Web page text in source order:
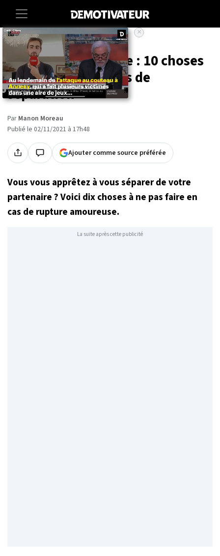
Accueil Lifestyle
Rupture amoureuse : 10 choses
à ne pas faire en cas de
séparation
Par Manon Moreau
Publié le 02/11/2021 à 17h48
Ajouter comme source préférée
Vous vous apprêtez à vous séparer de votre
partenaire ? Voici dix choses à ne pas faire en
cas de rupture amoureuse.
La suite après cette publicité
×